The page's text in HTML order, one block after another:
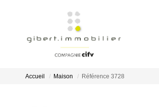
Accueil Maison Référence 3728